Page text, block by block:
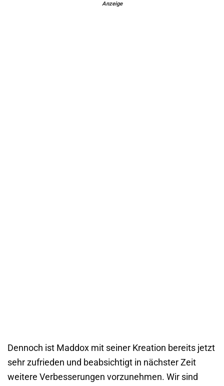
Anzeige
Dennoch ist Maddox mit seiner Kreation bereits jetzt
sehr zufrieden und beabsichtigt in nächster Zeit
weitere Verbesserungen vorzunehmen. Wir sind